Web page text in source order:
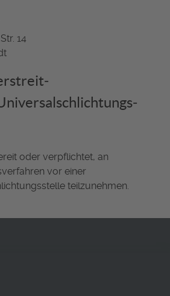
14
oder verpflichtet, an
vor einer
teilzunehmen.